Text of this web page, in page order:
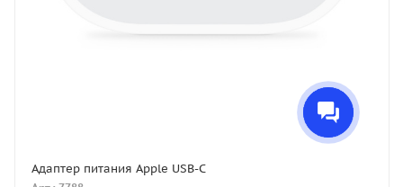
Адаптер питания Apple USB-C